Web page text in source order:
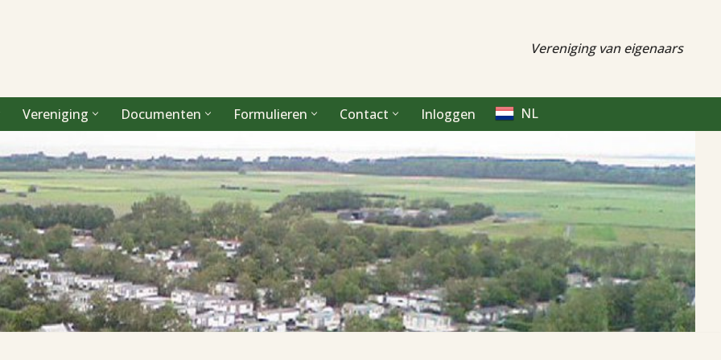
Vereniging van eigenaars
Vereniging Documenten Formulieren Contact Inloggen NL